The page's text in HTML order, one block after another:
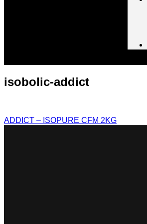
isobolic-addict
ADDICT – ISOPURE CFM 2KG